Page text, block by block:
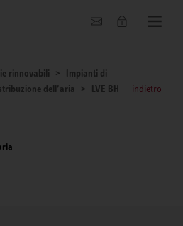
rinnovabili
Impianti di
dell’aria
LVE BH
indietro